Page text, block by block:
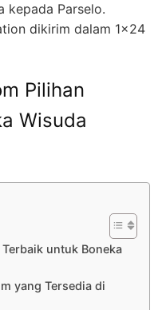
kepada Parselo.
dikirim dalam 1×24
Pilihan
Wisuda
untuk Boneka
yang Tersedia di